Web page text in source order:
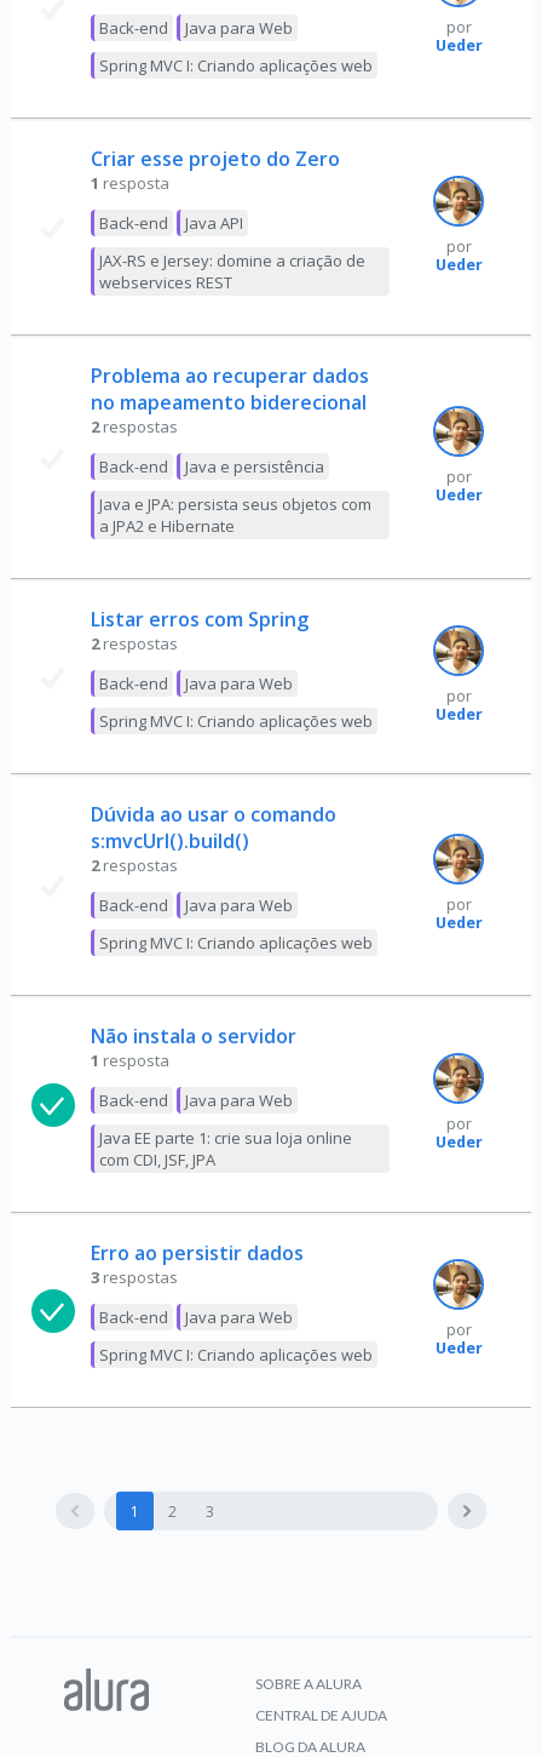
Back-end
Java para Web
Spring MVC I: Criando aplicações web
por
Ueder
Criar esse projeto do Zero
1 resposta
Back-end
Java API
JAX-RS e Jersey: domine a criação de
webservices REST
por
Ueder
Problema ao recuperar dados
no mapeamento biderecional
2 respostas
Back-end
Java e persistência
Java e JPA: persista seus objetos com
a JPA2 e Hibernate
por
Ueder
Listar erros com Spring
2 respostas
Back-end
Java para Web
Spring MVC I: Criando aplicações web
por
Ueder
Dúvida ao usar o comando
s:mvcUrl().build()
2 respostas
Back-end
Java para Web
Spring MVC I: Criando aplicações web
por
Ueder
Não instala o servidor
1 resposta
Back-end
Java para Web
Java EE parte 1: crie sua loja online
com CDI, JSF, JPA
por
Ueder
Erro ao persistir dados
3 respostas
Back-end
Java para Web
Spring MVC I: Criando aplicações web
por
Ueder
1 2 3
SOBRE A ALURA
CENTRAL DE AJUDA
BLOG DA ALURA